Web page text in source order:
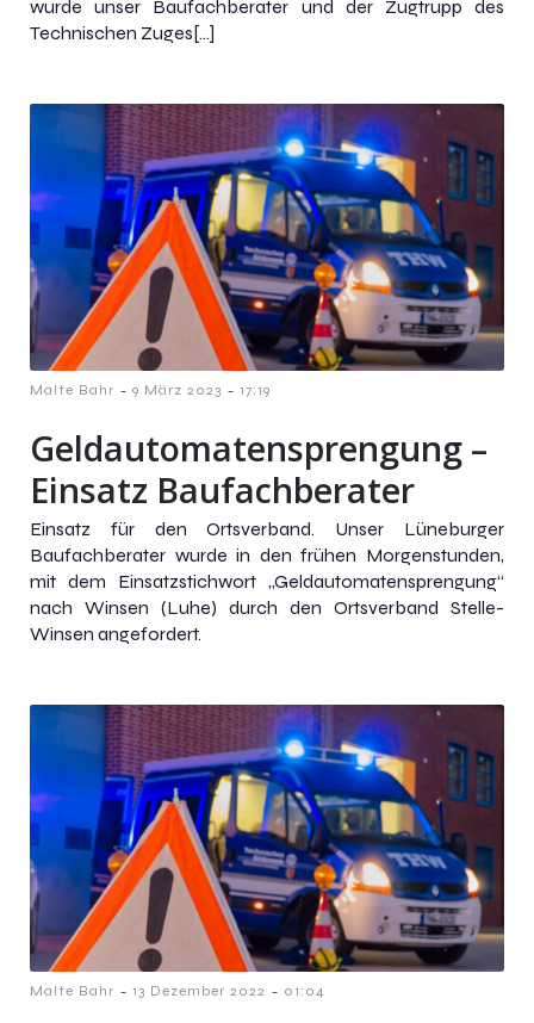
wurde unser Baufachberater und der Zugtrupp des
Technischen Zuges[…]
Malte Bahr - 9 März 2023 - 17:19
Geldautomatensprengung –
Einsatz Baufachberater
Einsatz für den Ortsverband. Unser Lüneburger
Baufachberater wurde in den frühen Morgenstunden,
mit dem Einsatzstichwort „Geldautomatensprengung“
nach Winsen (Luhe) durch den Ortsverband Stelle-
Winsen angefordert.
Malte Bahr - 13 Dezember 2022 - 01:04